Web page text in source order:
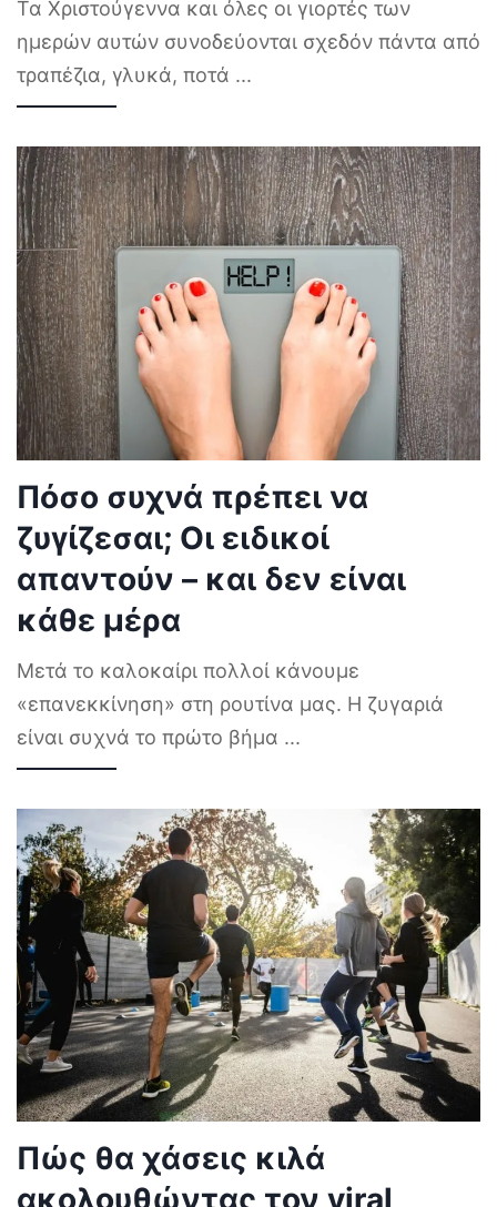
Τα Χριστούγεννα και όλες οι γιορτές των
ημερών αυτών συνοδεύονται σχεδόν πάντα από
τραπέζια, γλυκά, ποτά ...
Πόσο συχνά πρέπει να
ζυγίζεσαι; Οι ειδικοί
απαντούν – και δεν είναι
κάθε μέρα
Μετά το καλοκαίρι πολλοί κάνουμε
«επανεκκίνηση» στη ρουτίνα μας. Η ζυγαριά
είναι συχνά το πρώτο βήμα ...
Πώς θα χάσεις κιλά
ακολουθώντας τον viral